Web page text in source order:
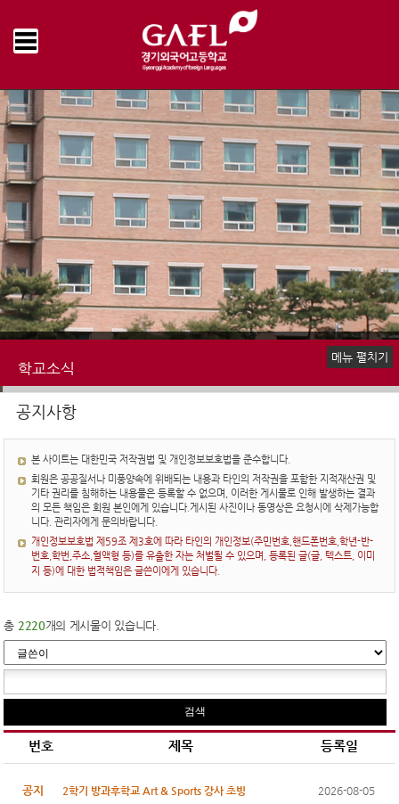
학교소식
공지사항
언론속의 경기외고
명예의전당
학교앨범
추억의 학교영상
학교신문
메뉴 펼치기
공지사항
본 사이트는 대한민국 저작권법 및 개인정보보호법을 준수합니다.
회원은 공공질서나 미풍양속에 위배되는 내용과 타인의 저작권을 포함한 지적재산권 및
기타 권리를 침해하는 내용물은 등록할 수 없으며, 이러한 게시물로 인해 발생하는 결과
의 모든 책임은 회원 본인에게 있습니다.게시된 사진이나 동영상은 요청시에 삭제가능합
니다. 관리자에게 문의바랍니다.
개인정보보호법 제59조 제3호에 따라 타인의 개인정보(주민번호,핸드폰번호,학년-반-
번호,학번,주소,혈액형 등)를 유출한 자는 처벌될 수 있으며, 등록된 글(글, 텍스트, 이미
지 등)에 대한 법적책임은 글쓴이에게 있습니다.
총 2220개의 게시물이 있습니다.
번호 제목 등록일
공지 2학기 방과후학교 Art & Sports 강사 초빙 2026-08-05